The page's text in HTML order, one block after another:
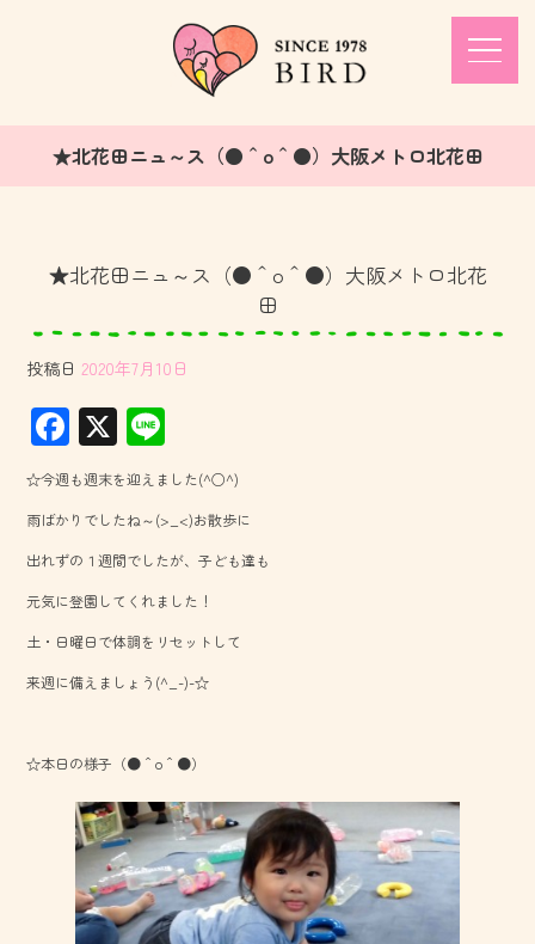
★北花田ニュ～ス（●＾o＾●）大阪メトロ北花田
★北花田ニュ～ス（●＾o＾●）大阪メトロ北花
田
投稿日 2020年7月10日
F
ac
e
b
o
ok
X
ne
☆今週も週末を迎えました(^○^)
雨ばかりでしたね～(>_<)お散歩に
出れずの１週間でしたが、子ども達も
元気に登園してくれました！
土・日曜日で体調をリセットして
来週に備えましょう(^_-)-☆
☆本日の様子（●＾o＾●）